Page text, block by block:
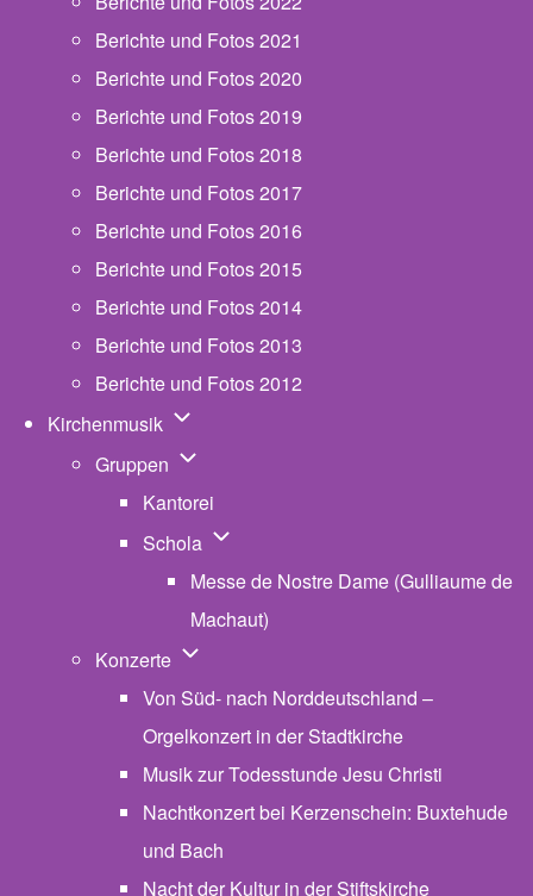
Berichte und Fotos 2021
Berichte und Fotos 2020
Berichte und Fotos 2019
Berichte und Fotos 2018
Berichte und Fotos 2017
Berichte und Fotos 2016
Berichte und Fotos 2015
Berichte und Fotos 2014
Berichte und Fotos 2013
Berichte und Fotos 2012
Kirchenmusik Unternavigation von Kirchenmusik
Gruppen Unternavigation von Gruppen
Kantorei
Schola Unternavigation von Schola
Messe de Nostre Dame (Gulliaume de
Machaut)
Konzerte Unternavigation von Konzerte
Von Süd- nach Norddeutschland –
Orgelkonzert in der Stadtkirche
Musik zur Todesstunde Jesu Christi
Nachtkonzert bei Kerzenschein: Buxtehude
und Bach
Nacht der Kultur in der Stiftskirche